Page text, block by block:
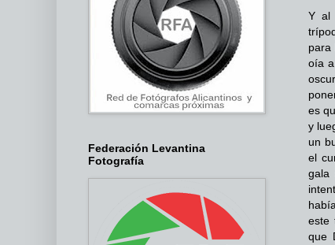
Y al
para
oía
es
y
un
el
gala
este
que
Federación Levantina
Fotografía